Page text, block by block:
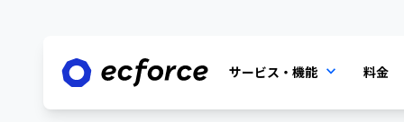
サービス・機能 料金